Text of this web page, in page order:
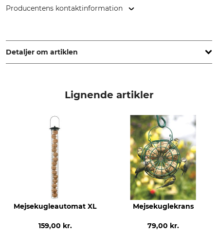
Producentens kontaktinformation
www.stueben-muehle.de
Detaljer om artiklen
Æske med 100 stk
Lignende artikler
Mejsekugleautomat XL
159,00 kr.
Mejsekuglekrans
79,00 kr.